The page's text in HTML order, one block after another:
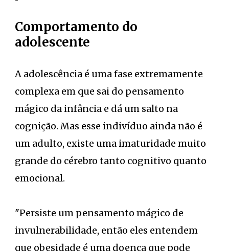
Comportamento do
adolescente
A adolescência é uma fase extremamente
complexa em que sai do pensamento
mágico da infância e dá um salto na
cognição. Mas esse indivíduo ainda não é
um adulto, existe uma imaturidade muito
grande do cérebro tanto cognitivo quanto
emocional.
"Persiste um pensamento mágico de
invulnerabilidade, então eles entendem
que obesidade é uma doença que pode